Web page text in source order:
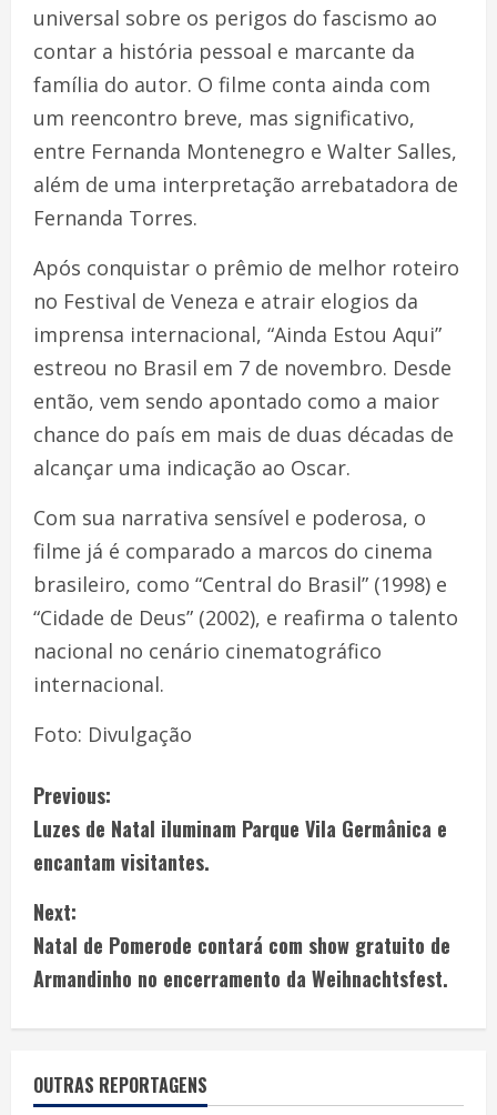
universal sobre os perigos do fascismo ao
contar a história pessoal e marcante da
família do autor. O filme conta ainda com
um reencontro breve, mas significativo,
entre Fernanda Montenegro e Walter Salles,
além de uma interpretação arrebatadora de
Fernanda Torres.
Após conquistar o prêmio de melhor roteiro
no Festival de Veneza e atrair elogios da
imprensa internacional, “Ainda Estou Aqui”
estreou no Brasil em 7 de novembro. Desde
então, vem sendo apontado como a maior
chance do país em mais de duas décadas de
alcançar uma indicação ao Oscar.
Com sua narrativa sensível e poderosa, o
filme já é comparado a marcos do cinema
brasileiro, como “Central do Brasil” (1998) e
“Cidade de Deus” (2002), e reafirma o talento
nacional no cenário cinematográfico
internacional.
Foto: Divulgação
Previous:
Luzes de Natal iluminam Parque Vila Germânica e
encantam visitantes.
Next:
Natal de Pomerode contará com show gratuito de
Armandinho no encerramento da Weihnachtsfest.
OUTRAS REPORTAGENS